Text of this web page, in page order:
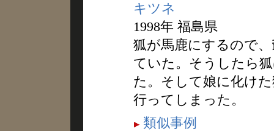
キツネ
1998年 福島県
狐が馬鹿にするので
ていた。そうしたら
た。そして娘に化け
行ってしまった。
類似事例